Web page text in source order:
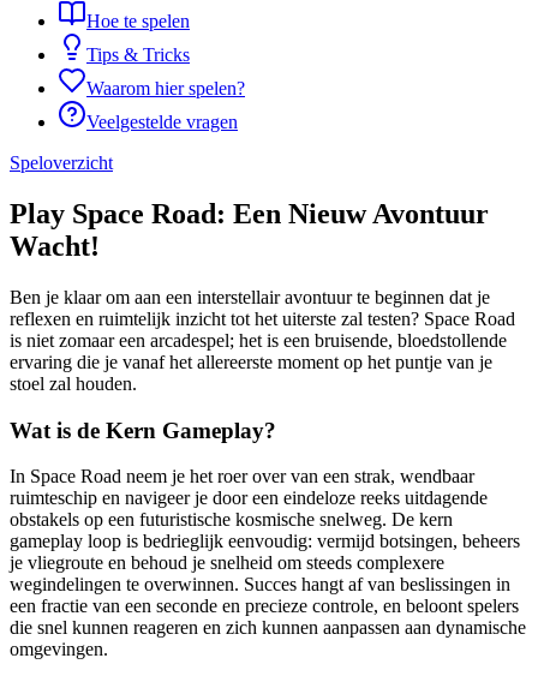
Hoe te spelen
Tips & Tricks
Waarom hier spelen?
Veelgestelde vragen
Speloverzicht
Play Space Road: Een Nieuw Avontuur
Wacht!
Ben je klaar om aan een interstellair avontuur te beginnen dat je
reflexen en ruimtelijk inzicht tot het uiterste zal testen? Space Road
is niet zomaar een arcadespel; het is een bruisende, bloedstollende
ervaring die je vanaf het allereerste moment op het puntje van je
stoel zal houden.
Wat is de Kern Gameplay?
In Space Road neem je het roer over van een strak, wendbaar
ruimteschip en navigeer je door een eindeloze reeks uitdagende
obstakels op een futuristische kosmische snelweg. De kern
gameplay loop is bedrieglijk eenvoudig: vermijd botsingen, beheers
je vliegroute en behoud je snelheid om steeds complexere
wegindelingen te overwinnen. Succes hangt af van beslissingen in
een fractie van een seconde en precieze controle, en beloont spelers
die snel kunnen reageren en zich kunnen aanpassen aan dynamische
omgevingen.